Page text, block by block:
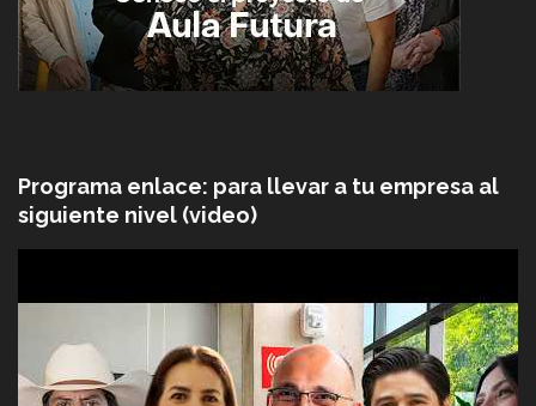
Programa enlace: para llevar a tu empresa al
siguiente nivel (video)